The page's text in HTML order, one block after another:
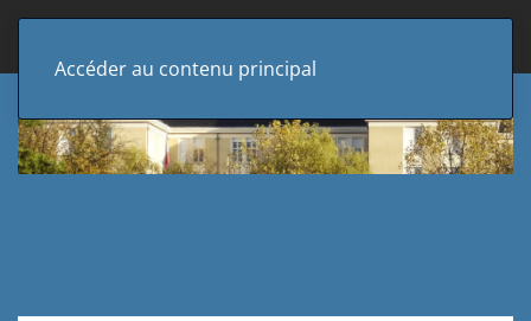
Accéder au contenu principal